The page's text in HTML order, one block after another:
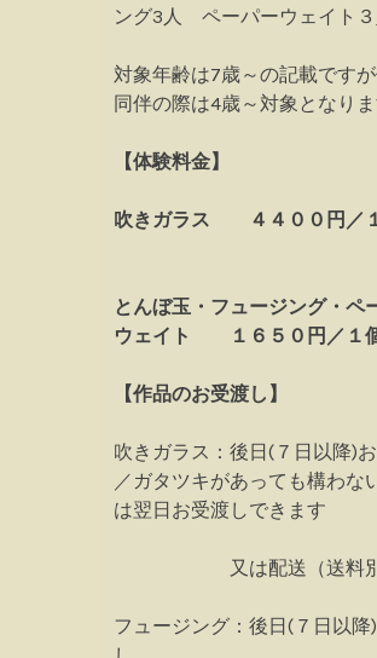
ング3人 ペーパーウェイト３
対象年齢は7歳～の記載です
同伴の際は4歳～対象となり
【体験料金】
吹きガラス ４４００円／
とんぼ玉・フュージング・ペ
ウェイト １６５０円／１
【作品のお受渡し】
吹きガラス：後日(７日以降)
／ガタツキがあっても構わな
は翌日お受渡しできます
又は配送（送料別
フュージング：後日(７日以降